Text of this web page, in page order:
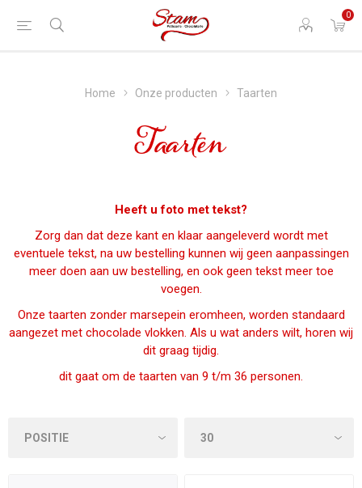
0
Home Onze producten Taarten
Taarten
Heeft u foto met tekst?
Zorg dan dat deze kant en klaar aangeleverd wordt met
eventuele tekst, na uw bestelling kunnen wij geen aanpassingen
meer doen aan uw bestelling, en ook geen tekst meer toe
voegen.
Onze taarten zonder marsepein eromheen, worden standaard
aangezet met chocolade vlokken. Als u wat anders wilt, horen wij
dit graag tijdig.
dit gaat om de taarten van 9 t/m 36 personen.